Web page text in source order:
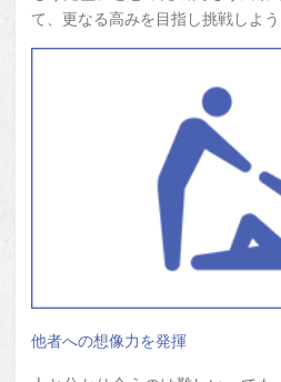
て、更なる高みを目指し挑戦しよう
他者への想像力を発揮